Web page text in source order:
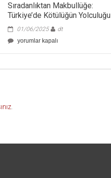
Sıradanlıktan Makbullüğe:
Türkiye’de Kötülüğün Yolculuğu
01/06/2025
dt
Sıradanlıktan
yorumlar kapalı